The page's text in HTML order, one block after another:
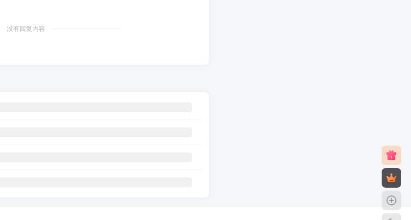
没有回复内容